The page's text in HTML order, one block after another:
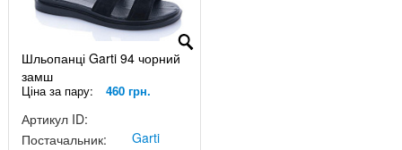
Шльопанці Garti 94 чорний
замш
Ціна за пару: 460 грн.
Артикул ID:
Постачальник:
Garti